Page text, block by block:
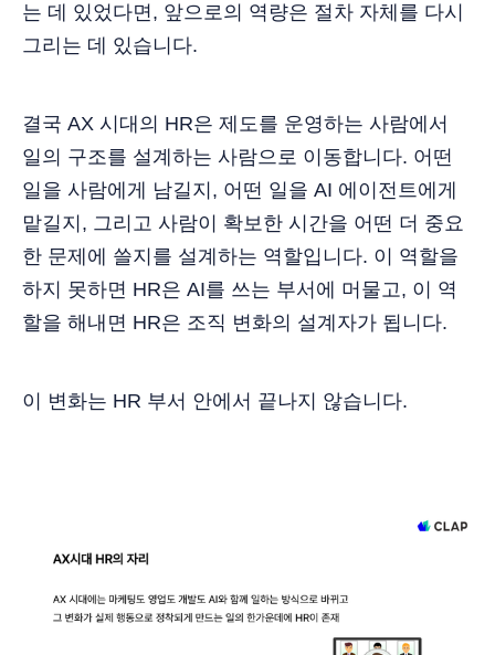
는 데 있었다면, 앞으로의 역량은 절차 자체를 다시
그리는 데 있습니다.
결국 AX 시대의 HR은 제도를 운영하는 사람에서
일의 구조를 설계하는 사람으로 이동합니다. 어떤
일을 사람에게 남길지, 어떤 일을 AI 에이전트에게
맡길지, 그리고 사람이 확보한 시간을 어떤 더 중요
한 문제에 쓸지를 설계하는 역할입니다. 이 역할을
하지 못하면 HR은 AI를 쓰는 부서에 머물고, 이 역
할을 해내면 HR은 조직 변화의 설계자가 됩니다.
이 변화는 HR 부서 안에서 끝나지 않습니다.